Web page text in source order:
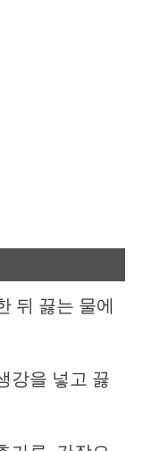
뒤 끓는 물에
강을 넣고 끓